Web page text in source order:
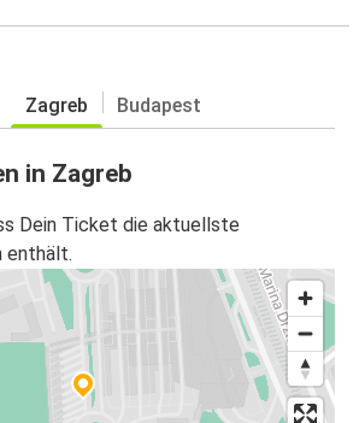
Zagreb Budapest
in Zagreb
Dein Ticket die aktuellste
enthält.